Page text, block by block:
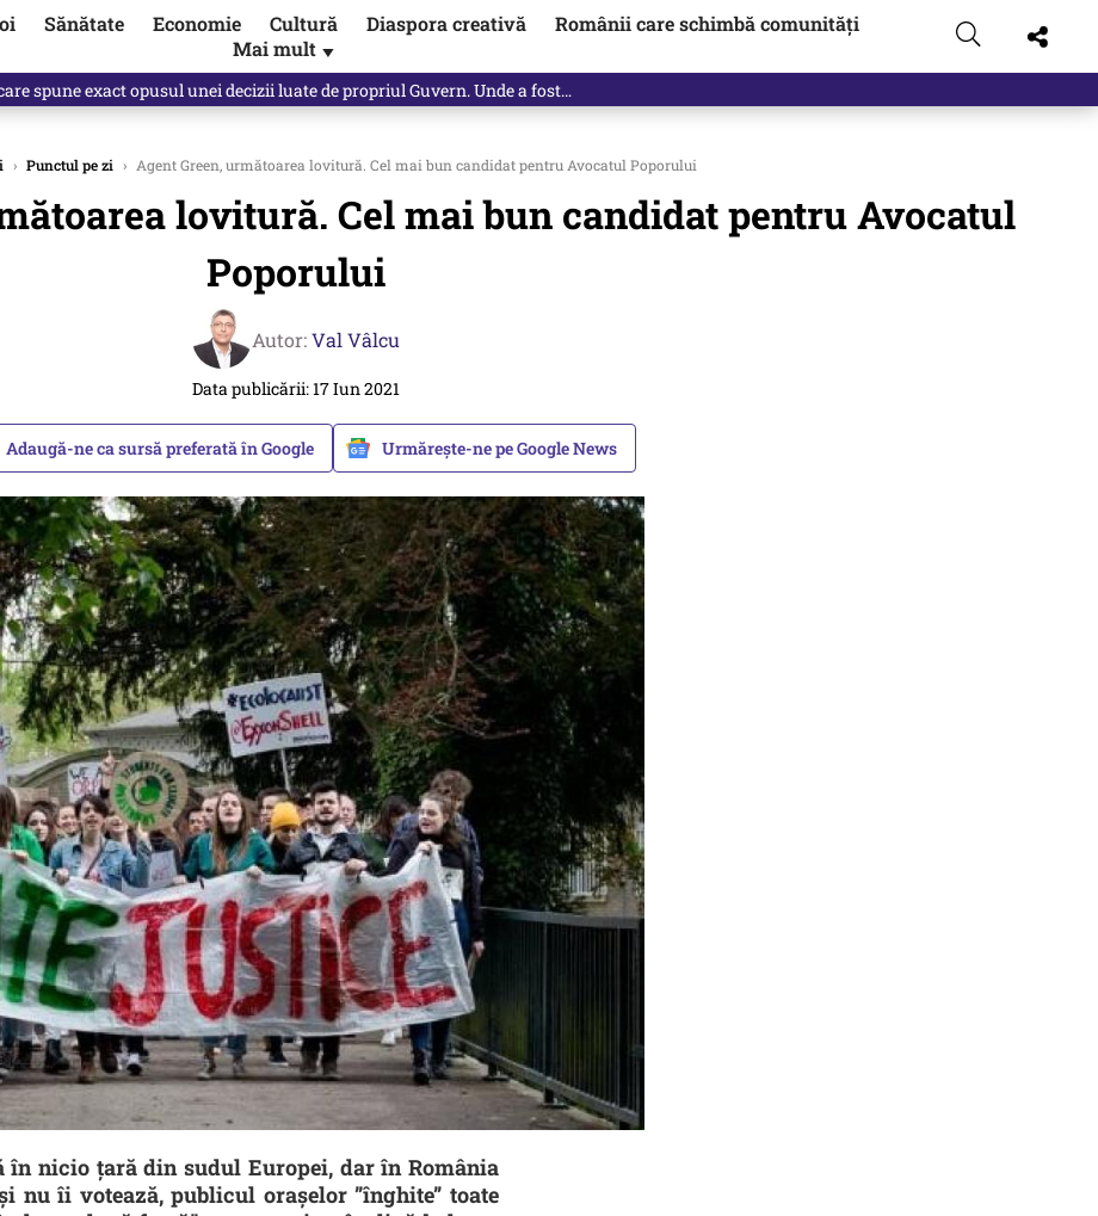
Sănătate Economie Cultură Diaspora creativă
Românii care schimbă comunități
Mai mult ▼
spune exact opusul unei decizii luate de propriul Guvern. Unde a fost…
› Punctul pe zi › Agent Green, următoarea lovitură. Cel mai bun candidat pentru Avocatul Poporului
lovitură. Cel mai bun candidat pentru Avocatul
Poporului
Autor:Val Vâlcu
Data publicării: 17 Iun 2021
Adaugă-ne ca sursă preferată în Google Urmărește-ne pe Google News
în nicio țară din sudul Europei, dar în România
nu îi votează, publicul orașelor ”înghite” toate